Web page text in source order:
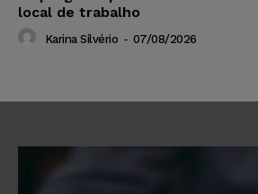
local de trabalho
Karina Silvério - 07/08/2026